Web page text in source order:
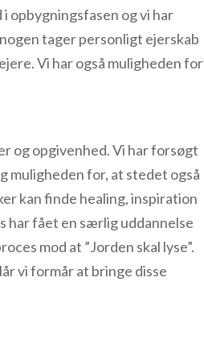
opbygningsfasen og vi har
tager personligt ejerskab
Vi har også muligheden for
og forurening.
og opgivenhed. Vi har forsøgt
muligheden for, at stedet også
kan finde healing, inspiration
har fået en særlig uddannelse
mod at ”Jorden skal lyse”.
vi formår at bringe disse